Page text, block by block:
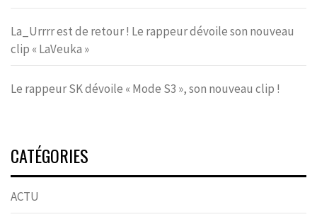
La_Urrrr est de retour ! Le rappeur dévoile son nouveau
clip « LaVeuka »
Le rappeur SK dévoile « Mode S3 », son nouveau clip !
CATÉGORIES
ACTU